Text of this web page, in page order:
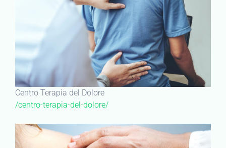
Centro Terapia del Dolore
/centro-terapia-del-dolore/